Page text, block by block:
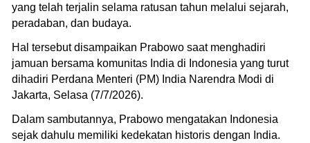
yang telah terjalin selama ratusan tahun melalui sejarah,
peradaban, dan budaya.
Hal tersebut disampaikan Prabowo saat menghadiri
jamuan bersama komunitas India di Indonesia yang turut
dihadiri Perdana Menteri (PM) India Narendra Modi di
Jakarta, Selasa (7/7/2026).
Dalam sambutannya, Prabowo mengatakan Indonesia
sejak dahulu memiliki kedekatan historis dengan India.